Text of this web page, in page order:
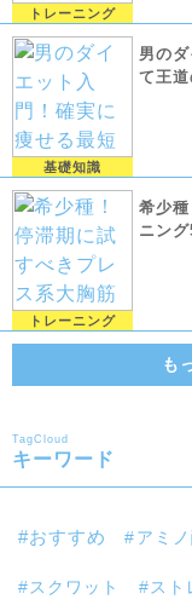
トレーニング
基礎知識
男の
て王
トレーニング
希少
ニング
も
TagCloud
キーワード
おすすめ アミ
スクワット スト